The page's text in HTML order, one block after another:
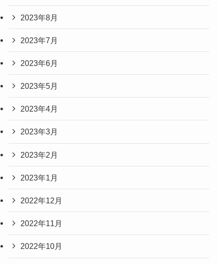
2023年8月
2023年7月
2023年6月
2023年5月
2023年4月
2023年3月
2023年2月
2023年1月
2022年12月
2022年11月
2022年10月